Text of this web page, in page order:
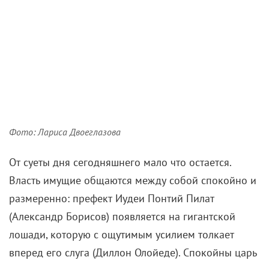
Фото: Лариса Двоеглазова
От суеты дня сегодняшнего мало что остается.
Власть имущие общаются между собой спокойно и
размеренно: префект Иудеи Понтий Пилат
(Александр Борисов) появляется на гигантской
лошади, которую с ощутимым усилием толкает
вперед его слуга (Диллон Олойеде). Спокойны царь